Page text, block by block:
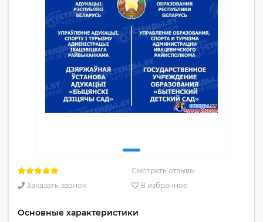
Смотреть отзывы
Заказать звонок
В избранное
Основные характеристики